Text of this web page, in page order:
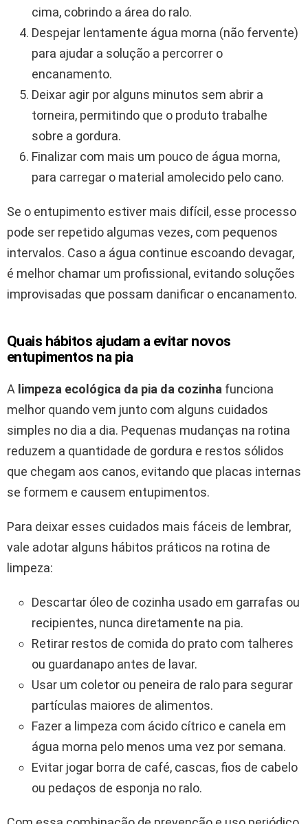
cima, cobrindo a área do ralo.
Despejar lentamente água morna (não fervente)
para ajudar a solução a percorrer o
encanamento.
Deixar agir por alguns minutos sem abrir a
torneira, permitindo que o produto trabalhe
sobre a gordura.
Finalizar com mais um pouco de água morna,
para carregar o material amolecido pelo cano.
Se o entupimento estiver mais difícil, esse processo
pode ser repetido algumas vezes, com pequenos
intervalos. Caso a água continue escoando devagar,
é melhor chamar um profissional, evitando soluções
improvisadas que possam danificar o encanamento.
Quais hábitos ajudam a evitar novos
entupimentos na pia
A limpeza ecológica da pia da cozinha funciona
melhor quando vem junto com alguns cuidados
simples no dia a dia. Pequenas mudanças na rotina
reduzem a quantidade de gordura e restos sólidos
que chegam aos canos, evitando que placas internas
se formem e causem entupimentos.
Para deixar esses cuidados mais fáceis de lembrar,
vale adotar alguns hábitos práticos na rotina de
limpeza:
Descartar óleo de cozinha usado em garrafas ou
recipientes, nunca diretamente na pia.
Retirar restos de comida do prato com talheres
ou guardanapo antes de lavar.
Usar um coletor ou peneira de ralo para segurar
partículas maiores de alimentos.
Fazer a limpeza com ácido cítrico e canela em
água morna pelo menos uma vez por semana.
Evitar jogar borra de café, cascas, fios de cabelo
ou pedaços de esponja no ralo.